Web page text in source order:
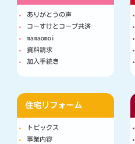
ありがとうの声
コーすけとコープ共済
mamaomoi
資料請求
加入手続き
住宅リフォーム
トピックス
事業内容